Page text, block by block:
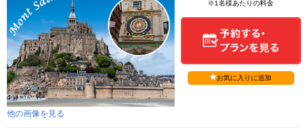
他の画像を見る
※1名様あたりの料金
お気に入りに追加